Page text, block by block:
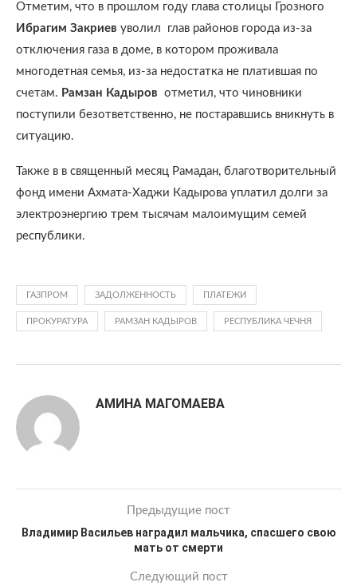
Отметим, что в прошлом году глава столицы Грозного
Ибрагим Закриев уволил глав районов города из-за
отключения газа в доме, в котором проживала
многодетная семья, из-за недостатка не платившая по
счетам. Рамзан Кадыров отметил, что чиновники
поступили безответственно, не постаравшись вникнуть в
ситуацию.
Также в в священный месяц Рамадан, благотворительный
фонд имени Ахмата-Хаджи Кадырова уплатил долги за
электроэнергию трем тысячам малоимущим семей
республики.
ГАЗПРОМ ЗАДОЛЖЕННОСТЬ ПЛАТЕЖИ
ПРОКУРАТУРА РАМЗАН КАДЫРОВ РЕСПУБЛИКА ЧЕЧНЯ
АМИНА МАГОМАЕВА
Предыдущие пост
Владимир Васильев наградил мальчика, спасшего свою
мать от смерти
Следующий пост